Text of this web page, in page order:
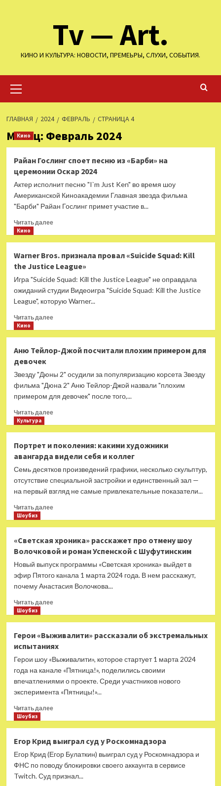
Tv — Art.
КИНО И КУЛЬТУРА: НОВОСТИ, ПРЕМЕЬРЫ, СЛУХИ, СОБЫТИЯ.
меню
ГЛАВНАЯ 2024 ФЕВРАЛЬ СТРАНИЦА 4
Месяц: Февраль 2024
Кино
Райан Гослинг споет песню из «Барби» на
церемонии Оскар 2024
Актер исполнит песню "I`m Just Ken" во время шоу
Американской Киноакадемии Главная звезда фильма
"Барби" Райан Гослинг примет участие в...
Читать далееПрочитать
Гослинг
споет
песню
«Барби»
на
церемонии
Кино
Warner Bros. признала провал «Suicide Squad: Kill
the Justice League»
Игра "Suicide Squad: Kill the Justice League" не оправдала
ожиданий студии Видеоигра "Suicide Squad: Kill the Justice
League", которую Warner...
Читать далееПрочитать
Bros.
провал
«Suicide
Kill
the
Кино
Аню Тейлор-Джой посчитали плохим примером для
девочек
Звезду "Дюны 2" осудили за популяризацию корсета Звезду
фильма "Дюна 2" Аню Тейлор-Джой назвали "плохим
примером для девочек" после того,...
Читать далееПрочитать
Тейлор-
Джой
посчитали
примером
для
девочек
Культура
Портрет и поколения: какими художники
авангарда видели себя и коллег
Семь десятков произведений графики, несколько скульптур,
отсутствие специальной застройки и единственный зал —
на первый взгляд не самые привлекательные показатели...
Читать далееПрочитать
и
поколения:
какими
художники
видели
себя
Шоубиз
«Светская хроника» расскажет про отмену шоу
Волочковой и роман Успенской с Шуфутинским
Новый выпуск программы «Светская хроника» выйдет в
эфир Пятого канала 1 марта 2024 года. В нем расскажут,
почему Анастасия Волочкова...
Читать далееПрочитать
хроника»
расскажет
про
отмену
Волочковой
и
с
Шоубиз
Герои «Выживалити» рассказали об экстремальных
испытаниях
Герои шоу «Выживалити», которое стартует 1 марта 2024
года на канале «Пятница!», поделились своими
впечатлениями о проекте. Среди участников нового
эксперимента «Пятницы!»...
Читать далееПрочитать
«Выживалити»
рассказали
об
испытаниях
Шоубиз
Егор Крид выиграл суд у Роскомнадзора
Егор Крид (Егор Булаткин) выиграл суд у Роскомнадзора и
ФНС по поводу блокировки своего аккаунта в сервисе
Twitch. Суд признал...